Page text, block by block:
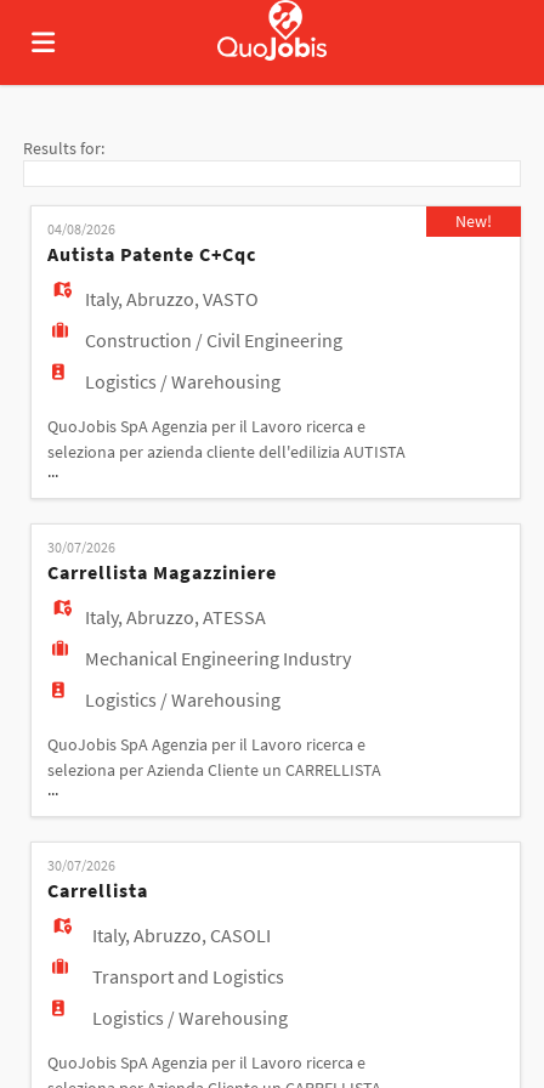
Job
list
Upload
your
CV
Login
Language
EN
FR
IT
ES
PT
Results for:
04/08/2026
Autista Patente C+cqc
Italy,Abruzzo,VASTO
Construction / Civil Engineering
Logistics / Warehousing
QuoJobis SpA Agenzia per il Lavoro ricerca e
seleziona per azienda cliente dell'edilizia AUTISTA
PATENTE C-CQC. La risorsa individuata di occuperà
del trasposto di un autocarro a 4 assi con impianto
di betonaggio tra i vari cantieri della zona. Orario di
lavoro full time dal lunedì al venerdì orario 7-16 con
un'ora di pausa pranzo. L'inserimento
...
New!
30/07/2026
Carrellista Magazziniere
Italy,Abruzzo,ATESSA
Mechanical Engineering Industry
Logistics / Warehousing
QuoJobis SpA Agenzia per il Lavoro ricerca e
seleziona per Azienda Cliente un CARRELLISTA
MAGAZZINIERE. La risorsa si occuperà di gestire
flussi di magazzino e le normali attività di carico e
scarico delle merci in entrata ed uscita. Orario di
lavoro: turno centrale 8-17 Requisiti essenziali ai fini
della selezione: - disponibilità immediata;
...
30/07/2026
Carrellista
Italy,Abruzzo, CASOLI
Transport and Logistics
Logistics / Warehousing
QuoJobis SpA Agenzia per il Lavoro ricerca e